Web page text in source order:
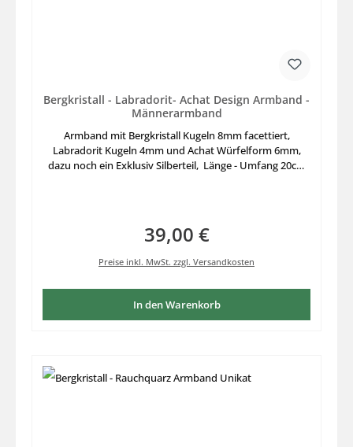
Bergkristall - Labradorit- Achat Design Armband -
Männerarmband
Armband mit Bergkristall Kugeln 8mm facettiert,
Labradorit Kugeln 4mm und Achat Würfelform 6mm,
dazu noch ein Exklusiv Silberteil, Länge - Umfang 20cm,
Regulärer Preis:
39,00 €
Preise inkl. MwSt. zzgl. Versandkosten
In den Warenkorb